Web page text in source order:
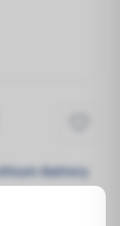
Battery